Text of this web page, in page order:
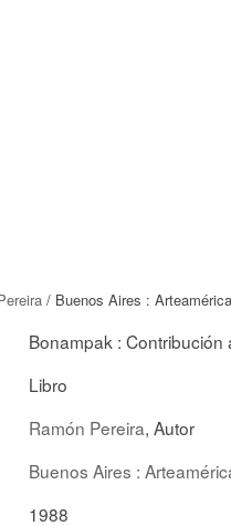
/ Buenos Aires :
Bonampak :
Libro
Ramón Pereira, Autor
Buenos Aires :
1988